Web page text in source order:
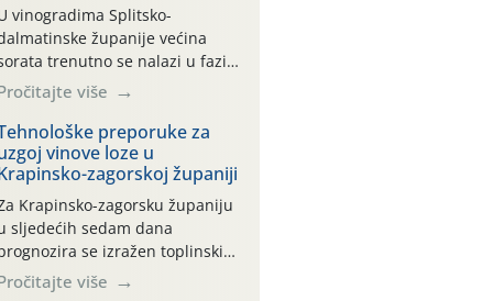
, što otežava normalan
i sintezu kemijskih spojeva
bi se dobila vrhunska
[…]
vinogradima Splitsko-
županije većina
trenutno se nalazi u fazi:
dozrijevanja bobica
BBCH (81-89) – ranije sorte
pojedinim lokalitetima već su
te su spremne za berbu
visokih temperatura i
izostanka oborina
vinove loze odvija se
a zdravstveno stanje
dnevne temperature
više
preporuke za
vinove loze u
zagorskoj županiji
Krapinsko-zagorsku županiju
sljedećih sedam dana
se izražen toplinski
s maksimalnim
više